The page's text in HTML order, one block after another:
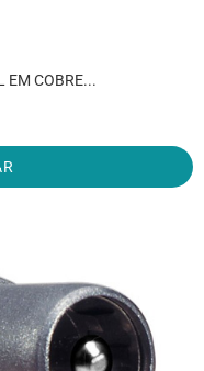
EM COBRE...